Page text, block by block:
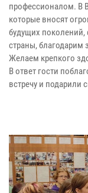
профессионалом. В
которые вносят
будущих поколений,
страны, благодарим
Желаем крепкого
В ответ гости
встречу и подарили